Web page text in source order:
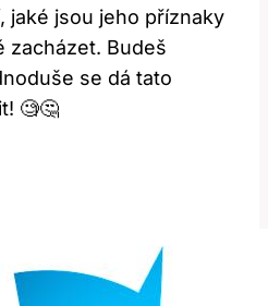
jaké jsou jeho příznaky
zacházet. Budeš
se dá tato
🧐🤔